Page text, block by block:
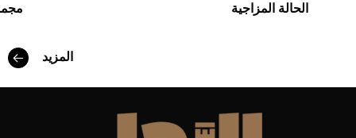
الحالة المزاجية
المزيد